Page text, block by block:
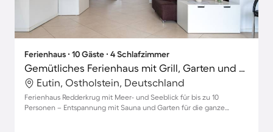
Ferienhaus ∙ 10 Gäste ∙ 4 Schlafzimmer
Gemütliches Ferienhaus mit Grill, Garten und Terrasse | Seeblick | Haustierfreundlich
Eutin, Ostholstein, Deutschland
Ferienhaus Redderkrug mit Meer- und Seeblick für bis zu 10
Personen – Entspannung mit Sauna und Garten für die ganze